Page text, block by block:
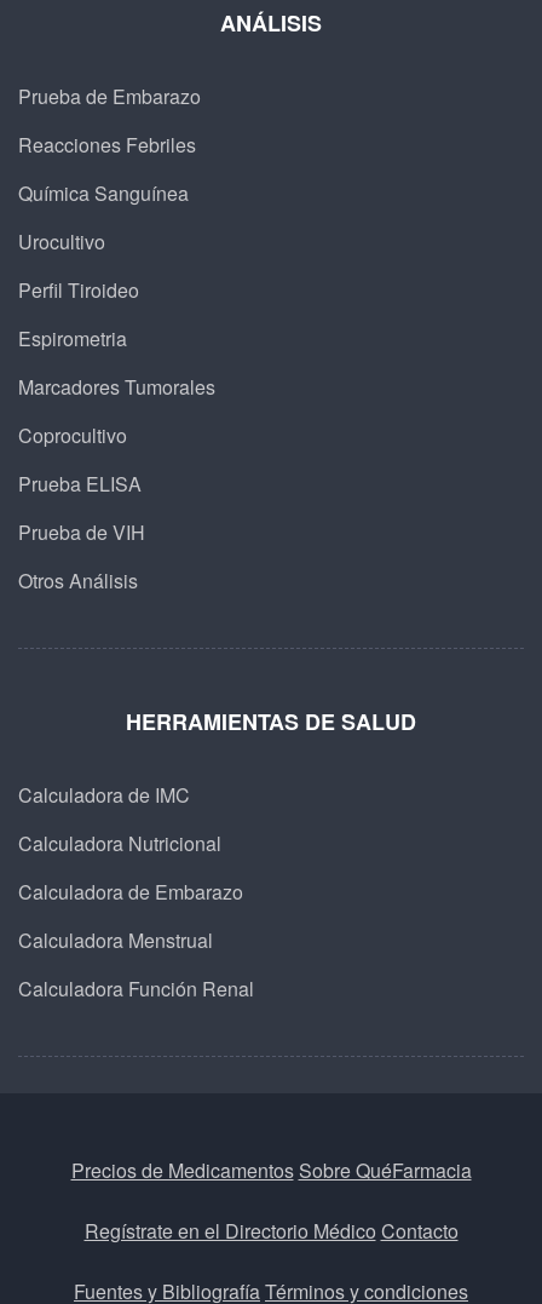
ANÁLISIS
Prueba de Embarazo
Reacciones Febriles
Química Sanguínea
Urocultivo
Perfil Tiroideo
Espirometria
Marcadores Tumorales
Coprocultivo
Prueba ELISA
Prueba de VIH
Otros Análisis
HERRAMIENTAS DE SALUD
Calculadora de IMC
Calculadora Nutricional
Calculadora de Embarazo
Calculadora Menstrual
Calculadora Función Renal
Precios de Medicamentos Sobre QuéFarmacia
Regístrate en el Directorio Médico Contacto
Fuentes y BibliografíaTérminos y condiciones